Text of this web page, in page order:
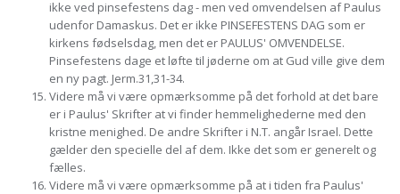
ikke ved pinsefestens dag - men ved omvendelsen af Paulus
udenfor Damaskus. Det er ikke PINSEFESTENS DAG som er
kirkens fødselsdag, men det er PAULUS' OMVENDELSE.
Pinsefestens dage et løfte til jøderne om at Gud ville give dem
en ny pagt. Jerm.31,31-34.
Videre må vi være opmærksomme på det forhold at det bare
er i Paulus' Skrifter at vi finder hemmelighederne med den
kristne menighed. De andre Skrifter i N.T. angår Israel. Dette
gælder den specielle del af dem. Ikke det som er generelt og
fælles.
Videre må vi være opmærksomme på at i tiden fra Paulus'